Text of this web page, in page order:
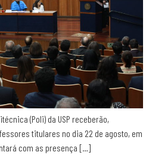
(Poli) da USP receberão,
titulares no dia 22 de agosto, em
com as presença […]